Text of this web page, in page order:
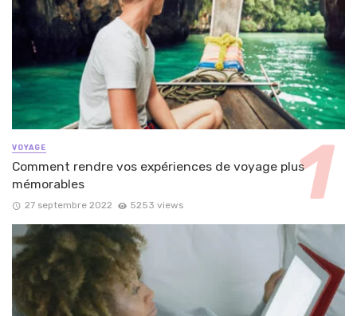
VOYAGE
Comment rendre vos expériences de voyage plus
mémorables
27 septembre 2022 5253 views